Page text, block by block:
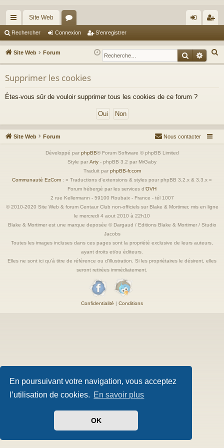
En poursuivant votre navigation, vous acceptez
l’utilisation de cookies. En savoir plus
OK
cc
ès
ra
pi
Site Web
or
u
m
s
ne
xi
nr
eg
Rechercher Connexion S’enregistrer
Site Web Forum
e
h
Supprimer les cookies
Êtes-vous sûr de vouloir supprimer tous les cookies de ce forum ?
Site Web Forum Nous contacter
Développé par phpBB® Forum Software © phpBB Limited
Style par Arty - phpBB 3.2 par MrGaby
Traduit par phpBB-fr.com
Communauté EzCom : « Traductions d'extensions & styles pour phpBB 3.2.x & 3.3.x »
Forum hébergé par les services d’OVH
2 rue Kellermann - 59100 Roubaix - France - tél 1007
© 2010-2020 Site Web & forum Centaur Club non-officiels sur Blake & Mortimer, mis en ligne
le mercredi 4 aout 2010 à 22h10
Blake & Mortimer est une marque deposée © Dargaud / Editions Blake & Mortimer / Studio
Jacobs
Toutes les images incluses dans ces pages sont la propriété exclusive de leurs auteurs,
ayant droits et/ou éditeurs.
Elles ne sont ici qu'à titre de référence ou d'illustration. Si les propriétaires le désirent, elles
seront retirées immédiatement.
Confidentialité | Conditions